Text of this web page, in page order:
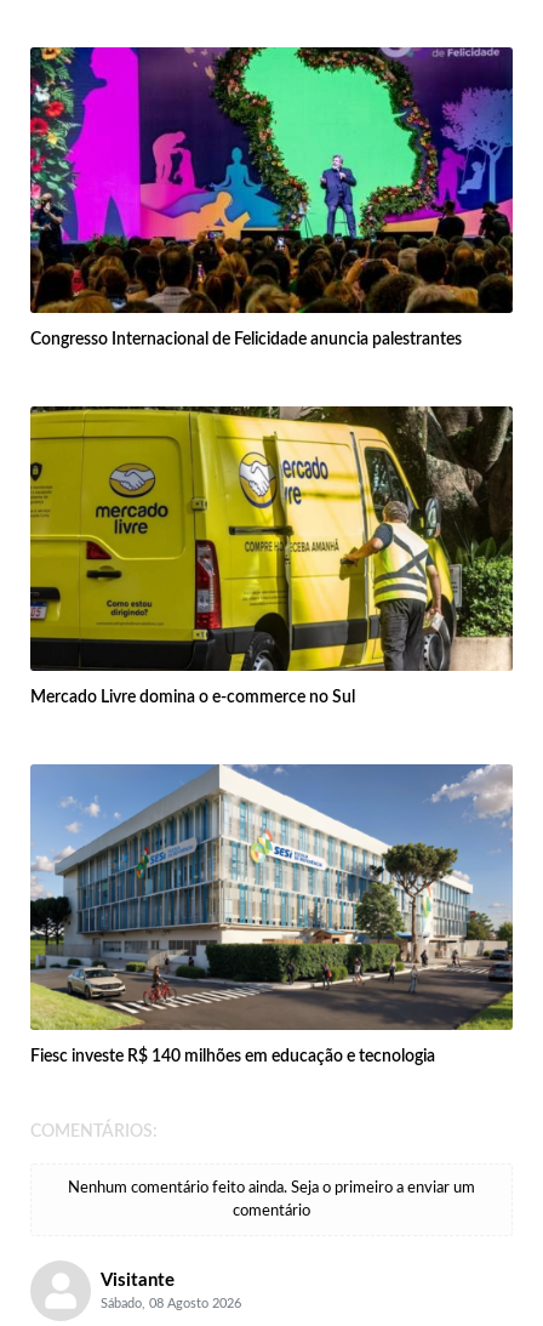
Congresso Internacional de Felicidade anuncia palestrantes
Mercado Livre domina o e-commerce no Sul
Fiesc investe R$ 140 milhões em educação e tecnologia
COMENTÁRIOS:
Nenhum comentário feito ainda. Seja o primeiro a enviar um
comentário
Visitante
Sábado, 08 Agosto 2026